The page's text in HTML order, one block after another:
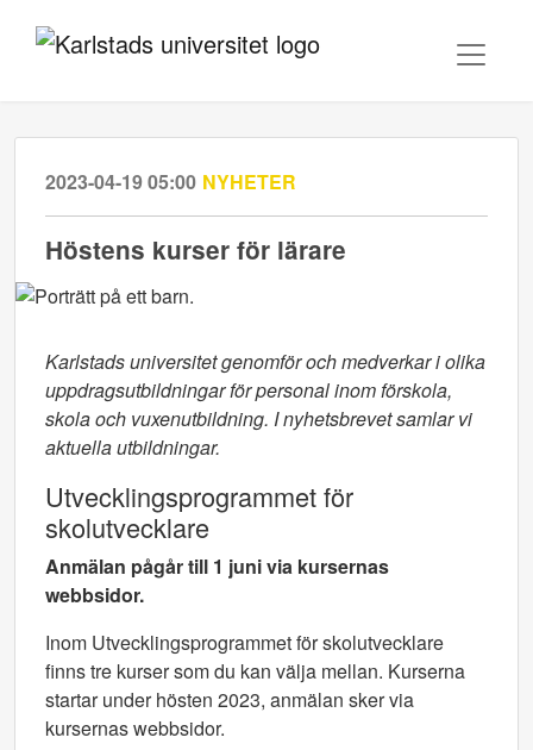
2023-04-19 05:00 NYHETER
Höstens kurser för lärare
Karlstads universitet genomför och medverkar i olika
uppdragsutbildningar för personal inom förskola,
skola och vuxenutbildning. I nyhetsbrevet samlar vi
aktuella utbildningar.
Utvecklingsprogrammet för
skolutvecklare
Anmälan pågårtill 1 juni via kursernas
webbsidor.
Inom Utvecklingsprogrammet för skolutvecklare
finns tre kurser som du kan välja mellan. Kurserna
startar under hösten 2023, anmälan sker via
kursernas webbsidor.